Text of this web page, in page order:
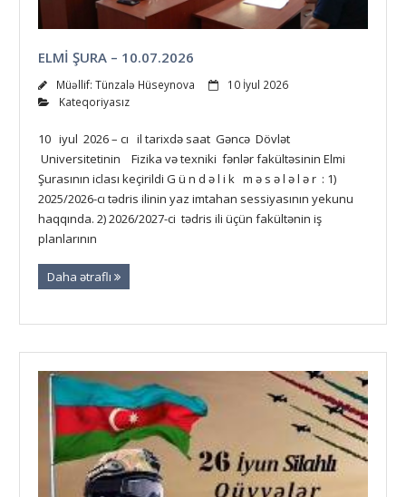
ELMİ ŞURA – 10.07.2026
Müəllif: Tünzalə Hüseynova
10 İyul 2026
Kateqoriyasız
10 iyul 2026 – cı il tarixdə saat Gəncə Dövlət
Universitetinin Fizika və texniki fənlər fakültəsinin Elmi
Şurasının iclası keçirildi G ü n d ə l i k m ə s ə l ə l ə r : 1)
2025/2026-cı tədris ilinin yaz imtahan sessiyasının yekunu
haqqında. 2) 2026/2027-ci tədris ili üçün fakültənin iş
planlarının
Daha ətraflı